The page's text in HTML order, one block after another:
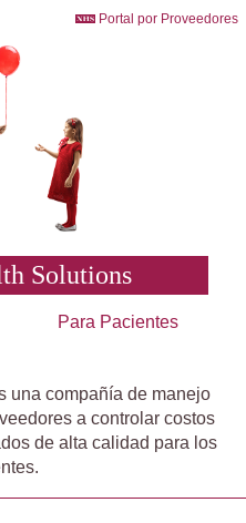
Portal por Proveedores
Solutions
Para Pacientes
una compañía de manejo
a controlar costos
de alta calidad para los